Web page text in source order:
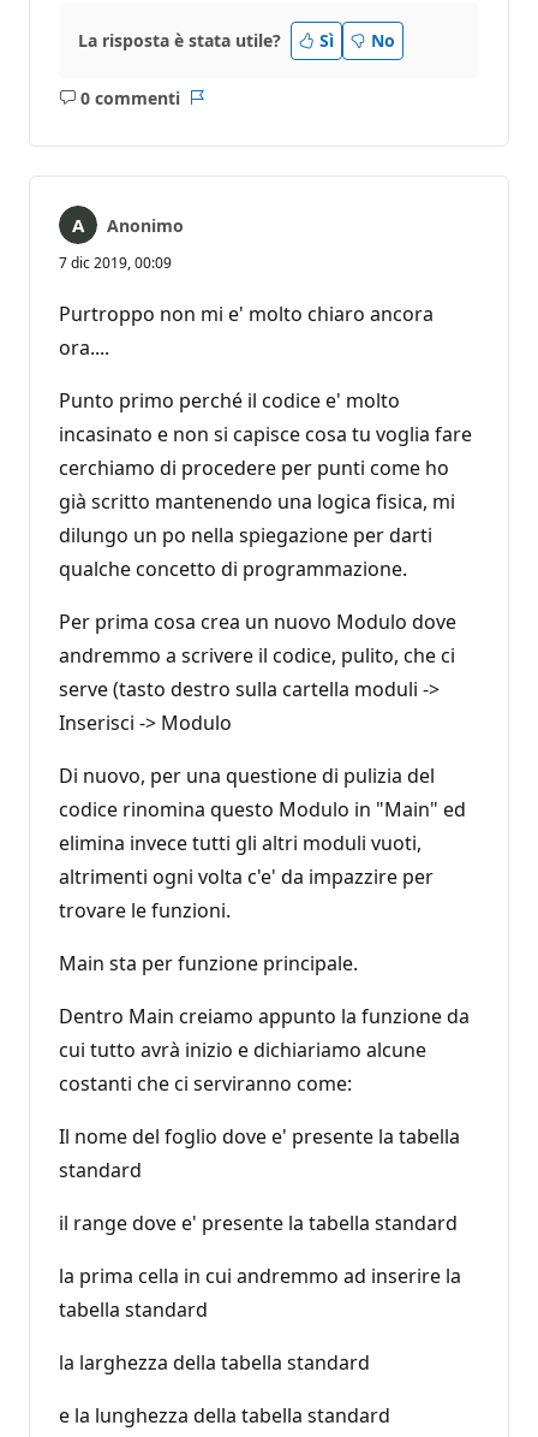
La risposta è stata utile? Sì No
0 commenti
Nessun
Anonimo
7 dic 2019, 00:09
Purtroppo non mi e' molto chiaro ancora
ora....
Punto primo perché il codice e' molto
incasinato e non si capisce cosa tu voglia fare
cerchiamo di procedere per punti come ho
già scritto mantenendo una logica fisica, mi
dilungo un po nella spiegazione per darti
qualche concetto di programmazione.
Per prima cosa crea un nuovo Modulo dove
andremmo a scrivere il codice, pulito, che ci
serve (tasto destro sulla cartella moduli ->
Inserisci -> Modulo
Di nuovo, per una questione di pulizia del
codice rinomina questo Modulo in "Main" ed
elimina invece tutti gli altri moduli vuoti,
altrimenti ogni volta c'e' da impazzire per
trovare le funzioni.
Main sta per funzione principale.
Dentro Main creiamo appunto la funzione da
cui tutto avrà inizio e dichiariamo alcune
costanti che ci serviranno come:
Il nome del foglio dove e' presente la tabella
standard
il range dove e' presente la tabella standard
la prima cella in cui andremmo ad inserire la
tabella standard
la larghezza della tabella standard
e la lunghezza della tabella standard